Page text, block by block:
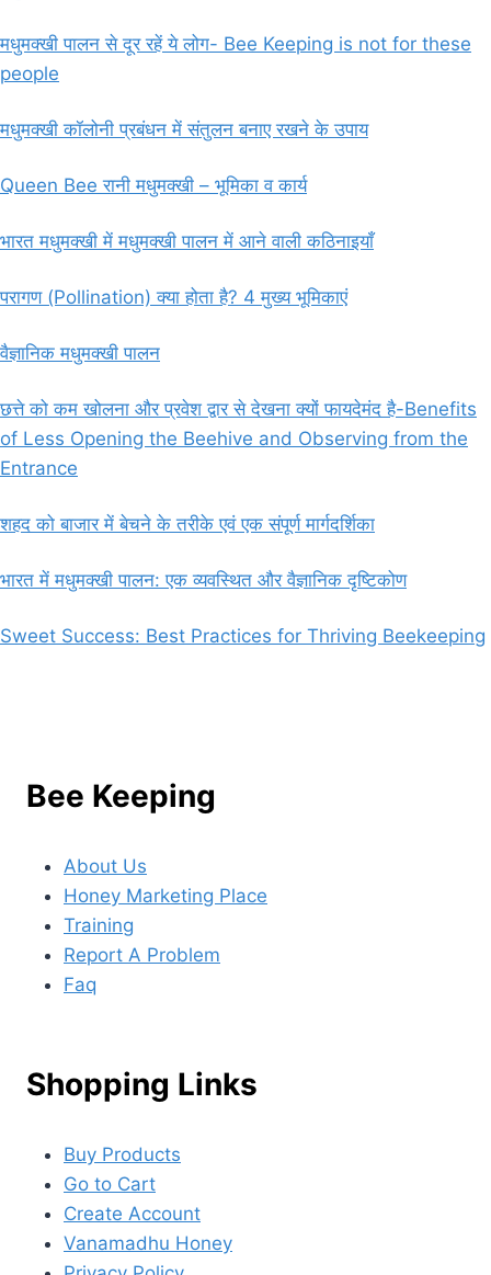
मधुमक्खी पालन से दूर रहें ये लोग- Bee Keeping is not for these
people
मधुमक्खी कॉलोनी प्रबंधन में संतुलन बनाए रखने के उपाय
Queen Bee रानी मधुमक्खी – भूमिका व कार्य
भारत मधुमक्खी में मधुमक्खी पालन में आने वाली कठिनाइयाँ
परागण (Pollination) क्या होता है? 4 मुख्य भूमिकाएं
वैज्ञानिक मधुमक्खी पालन
छत्ते को कम खोलना और प्रवेश द्वार से देखना क्यों फायदेमंद है-Benefits
of Less Opening the Beehive and Observing from the
Entrance
शहद को बाजार में बेचने के तरीके एवं एक संपूर्ण मार्गदर्शिका
भारत में मधुमक्खी पालन: एक व्यवस्थित और वैज्ञानिक दृष्टिकोण
Sweet Success: Best Practices for Thriving Beekeeping
Bee Keeping
About Us
Honey Marketing Place
Training
Report A Problem
Faq
Shopping Links
Buy Products
Go to Cart
Create Account
Vanamadhu Honey